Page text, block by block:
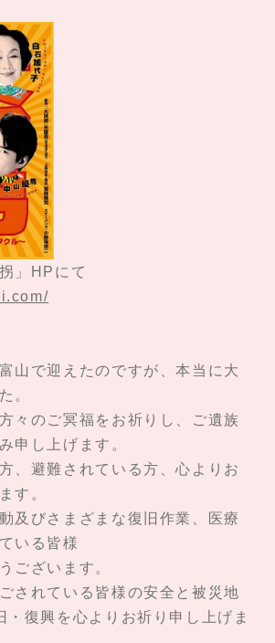
」HPにて
山で迎えたのですが、本当に大
。
々のご冥福をお祈りし、ご遺族
申し上げます。
、避難されている方、心よりお
す。
及びさまざまな復旧作業、医療
いる皆様
ございます。
されている皆様の安全と被災地
・復興を心よりお祈り申し上げま